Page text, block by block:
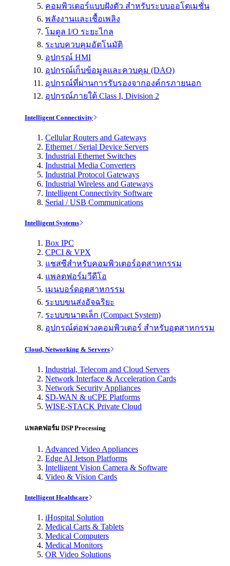
คอมพิวเตอร์แบบฝังตัว สำหรับระบบออโตเมชั่น
พลังงานและเชื้อเพลิง
โมดูล I/O ระยะไกล
ระบบควบคุมอัตโนมัติ
อุปกรณ์ HMI
อุปกรณ์เก็บข้อมูลและควบคุม (DAQ)
อุปกรณ์ที่ผ่านการรับรองจากองค์กรภายนอก
อุปกรณ์ภายใต้ Class I, Division 2
Intelligent Connectivity
Cellular Routers and Gateways
Ethernet / Serial Device Servers
Industrial Ethernet Switches
Industrial Media Converters
Industrial Protocol Gateways
Industrial Wireless and Gateways
Intelligent Connectivity Software
Serial / USB Communications
Intelligent Systems
Box IPC
CPCI & VPX
แชสซีสำหรับคอมพิวเตอร์อุตสาหกรรม
แพลตฟอร์มวีดีโอ
เมนบอร์ดอุตสาหกรรม
ระบบขนส่งอัจฉริยะ
ระบบขนาดเล็ก (Compact System)
อุปกรณ์ต่อพ่วงคอมพิวเตอร์ สำหรับอุตสาหกรรม
Cloud, Networking & Servers
Industrial, Telecom and Cloud Servers
Network Interface & Acceleration Cards
Network Security Appliances
SD-WAN & uCPE Platforms
WISE-STACK Private Cloud
แพลตฟอร์ม DSP Processing
Advanced Video Appliances
Edge AI Jetson Platforms
Intelligent Vision Camera & Software
Video & Vision Cards
Intelligent Healthcare
iHospital Solution
Medical Carts & Tablets
Medical Computers
Medical Monitors
OR Video Solutions